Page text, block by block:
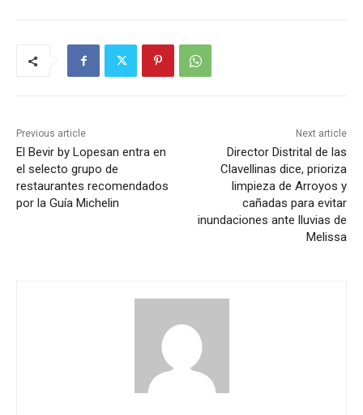
Previous article
El Bevir by Lopesan entra en
el selecto grupo de
restaurantes recomendados
por la Guía Michelin
Next article
Director Distrital de las
Clavellinas dice, prioriza
limpieza de Arroyos y
cañadas para evitar
inundaciones ante lluvias de
Melissa